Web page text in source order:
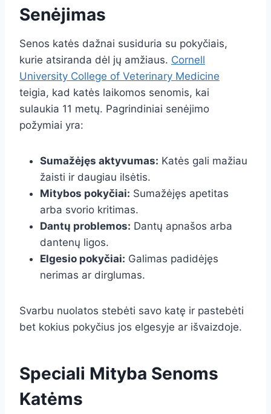
Senėjimas
Senos katės dažnai susiduria su pokyčiais,
kurie atsiranda dėl jų amžiaus. Cornell
University College of Veterinary Medicine
teigia, kad katės laikomos senomis, kai
sulaukia 11 metų. Pagrindiniai senėjimo
požymiai yra:
Sumažėjęs aktyvumas: Katės gali mažiau
žaisti ir daugiau ilsėtis.
Mitybos pokyčiai: Sumažėjęs apetitas
arba svorio kritimas.
Dantų problemos: Dantų apnašos arba
dantenų ligos.
Elgesio pokyčiai: Galimas padidėjęs
nerimas ar dirglumas.
Svarbu nuolatos stebėti savo katę ir pastebėti
bet kokius pokyčius jos elgesyje ar išvaizdoje.
Speciali Mityba Senoms
Katėms